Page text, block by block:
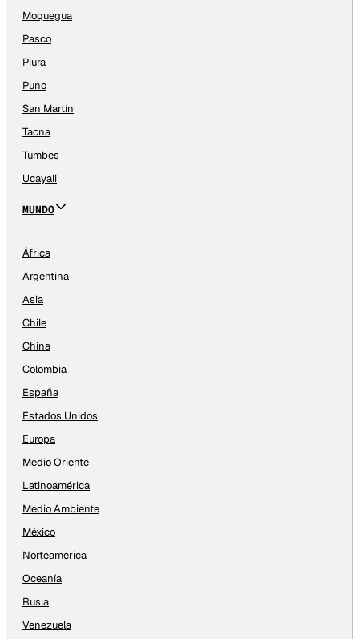
Moquegua
Pasco
Piura
Puno
San Martín
Tacna
Tumbes
Ucayali
MUNDO
África
Argentina
Asia
Chile
China
Colombia
España
Estados Unidos
Europa
Medio Oriente
Latinoamérica
Medio Ambiente
México
Norteamérica
Oceanía
Rusia
Venezuela